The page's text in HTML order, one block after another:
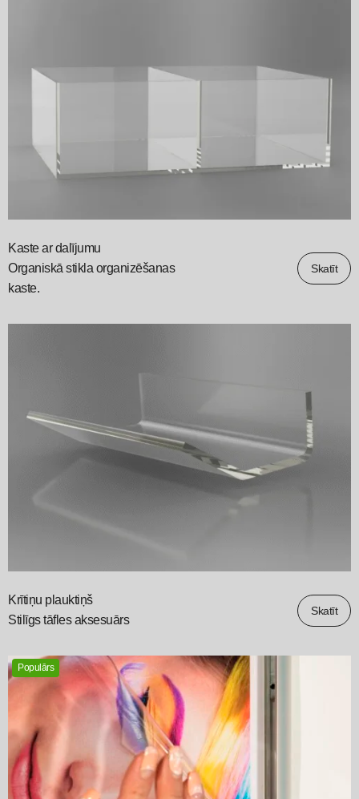
Kaste ar dalījumu
Organiskā stikla organizēšanas
kaste.
Skatīt
Krītiņu plauktiņš
Stilīgs tāfles aksesuārs
Skatīt
Populārs